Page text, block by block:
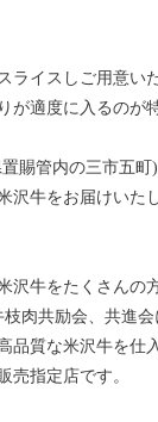
ライスしご用意い
が適度に入るのが
賜管内の三市五
沢牛をお届けいた
沢牛をたくさんの
肉共励会、共進
品質な米沢牛を仕
売指定店です。